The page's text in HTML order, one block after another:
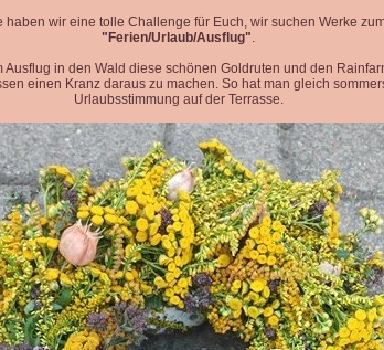
haben wir eine tolle Challenge für Euch, wir suchen Werke
"Ferien/Urlaub/Ausflug".
Ausflug in den Wald diese schönen Goldruten und den
einen Kranz daraus zu machen. So hat man gleich
Urlaubsstimmung auf der Terrasse.